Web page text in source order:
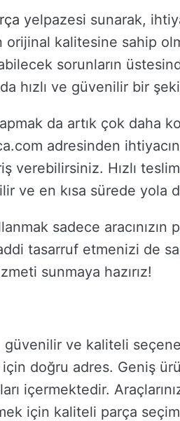
yelpazesi sunarak,
orijinal kalitesine sahip
sorunların
hızlı ve güvenilir bir
da artık çok daha
adresinden
verebilirsiniz. Hızlı
ve en kısa sürede yola
sadece aracınızın
tasarruf etmenizi de
sunmaya hazırız!
güvenilir ve kaliteli
doğru adres. Geniş
içermektedir.
için kaliteli parça